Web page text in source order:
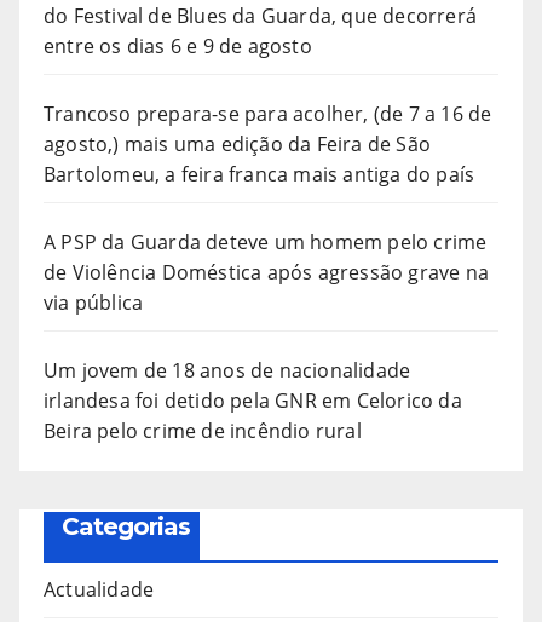
do Festival de Blues da Guarda, que decorrerá
entre os dias 6 e 9 de agosto
Trancoso prepara-se para acolher, (de 7 a 16 de
agosto,) mais uma edição da Feira de São
Bartolomeu, a feira franca mais antiga do país
A PSP da Guarda deteve um homem pelo crime
de Violência Doméstica após agressão grave na
via pública
Um jovem de 18 anos de nacionalidade
irlandesa foi detido pela GNR em Celorico da
Beira pelo crime de incêndio rural
Categorias
Actualidade